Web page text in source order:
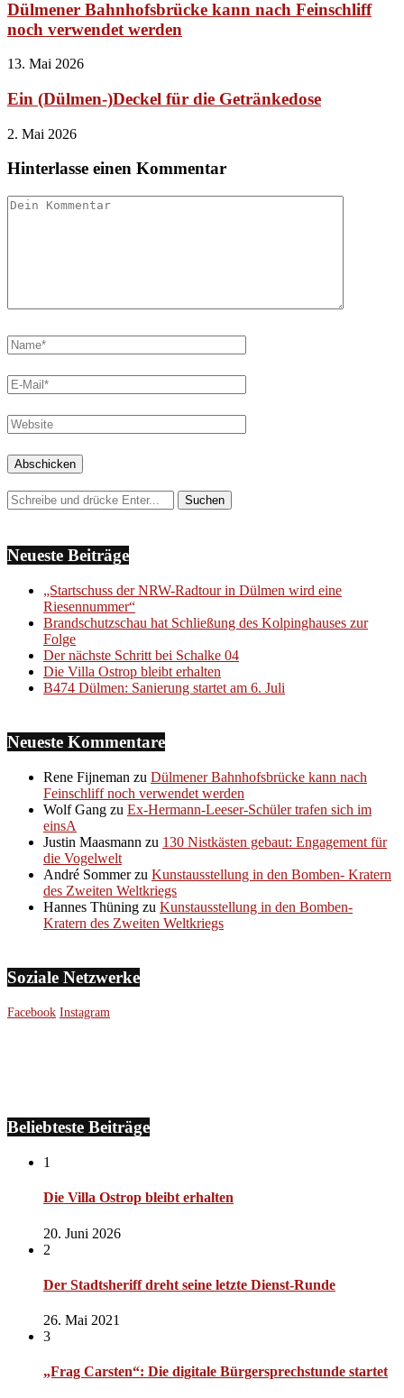
Dülmener Bahnhofsbrücke kann nach Feinschliff
noch verwendet werden
13. Mai 2026
Ein (Dülmen-)Deckel für die Getränkedose
2. Mai 2026
Hinterlasse einen Kommentar
Neueste Beiträge
„Startschuss der NRW-Radtour in Dülmen wird eine
Riesennummer“
Brandschutzschau hat Schließung des Kolpinghauses zur
Folge
Der nächste Schritt bei Schalke 04
Die Villa Ostrop bleibt erhalten
B474 Dülmen: Sanierung startet am 6. Juli
Neueste Kommentare
Rene Fijneman zu Dülmener Bahnhofsbrücke kann nach
Feinschliff noch verwendet werden
Wolf Gang zu Ex-Hermann-Leeser-Schüler trafen sich im
einsA
Justin Maasmann zu 130 Nistkästen gebaut: Engagement für
die Vogelwelt
André Sommerzu Kunstausstellung in den Bomben- Kratern
des Zweiten Weltkriegs
Hannes Thüning zu Kunstausstellung in den Bomben-
Kratern des Zweiten Weltkriegs
Soziale Netzwerke
Facebook Instagram
Beliebteste Beiträge
1
Die Villa Ostrop bleibt erhalten
20. Juni 2026
2
Der Stadtsheriff dreht seine letzte Dienst-Runde
26. Mai 2021
3
„Frag Carsten“: Die digitale Bürgersprechstunde startet